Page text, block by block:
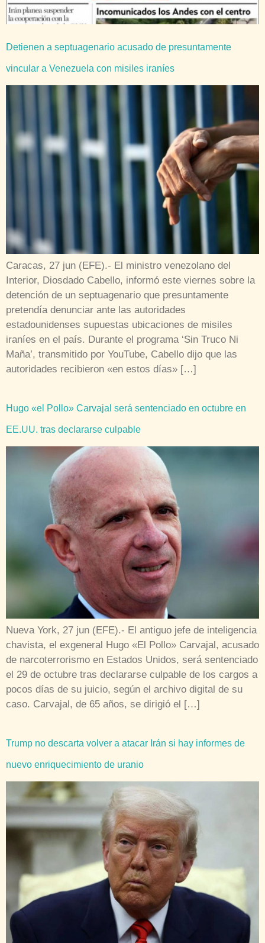
Detienen a septuagenario acusado de presuntamente
vincular a Venezuela con misiles iraníes
Caracas, 27 jun (EFE).- El ministro venezolano del
Interior, Diosdado Cabello, informó este viernes sobre la
detención de un septuagenario que presuntamente
pretendía denunciar ante las autoridades
estadounidenses supuestas ubicaciones de misiles
iraníes en el país. Durante el programa ‘Sin Truco Ni
Maña’, transmitido por YouTube, Cabello dijo que las
autoridades recibieron «en estos días» […]
Hugo «el Pollo» Carvajal será sentenciado en octubre en
EE.UU. tras declararse culpable
Nueva York, 27 jun (EFE).- El antiguo jefe de inteligencia
chavista, el exgeneral Hugo «El Pollo» Carvajal, acusado
de narcoterrorismo en Estados Unidos, será sentenciado
el 29 de octubre tras declararse culpable de los cargos a
pocos días de su juicio, según el archivo digital de su
caso. Carvajal, de 65 años, se dirigió el […]
Trump no descarta volver a atacar Irán si hay informes de
nuevo enriquecimiento de uranio